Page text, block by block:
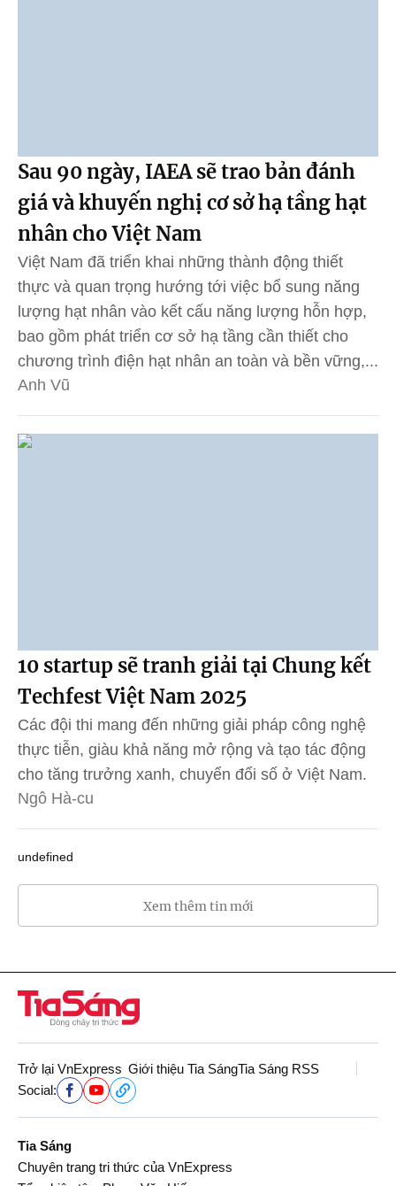
Sau 90 ngày, IAEA sẽ trao bản đánh
giá và khuyến nghị cơ sở hạ tầng hạt
nhân cho Việt Nam
Việt Nam đã triển khai những thành động thiết
thực và quan trọng hướng tới việc bổ sung năng
lượng hạt nhân vào kết cấu năng lượng hỗn hợp,
bao gồm phát triển cơ sở hạ tầng cần thiết cho
chương trình điện hạt nhân an toàn và bền vững,...
Anh Vũ
10 startup sẽ tranh giải tại Chung kết
Techfest Việt Nam 2025
Các đội thi mang đến những giải pháp công nghệ
thực tiễn, giàu khả năng mở rộng và tạo tác động
cho tăng trưởng xanh, chuyển đổi số ở Việt Nam.
Ngô Hà-cu
undefined
Xem thêm tin mới
Trở lại VnExpress Giới thiệu Tia SángTia Sáng RSS
Social:
Tia Sáng
Chuyên trang tri thức của VnExpress